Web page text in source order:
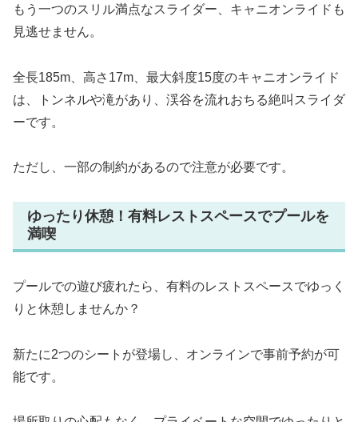
もう一つのスリル満点なスライダー、キャニオンライドも
見逃せません。
全長185m、高さ17m、最大斜度15度のキャニオンライド
は、トンネルや滝があり、渓谷を流れおちる絶叫スライダ
ーです。
ただし、一部の制約があるので注意が必要です。
ゆったり休憩！有料レストスペースでプールを
満喫
プールでの遊び疲れたら、有料のレストスペースでゆっく
りと休憩しませんか？
新たに2つのシートが登場し、オンラインで事前予約が可
能です。